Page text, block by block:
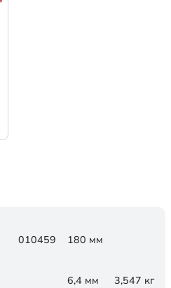
010459 180 мм
6,4 мм 3,547 кг